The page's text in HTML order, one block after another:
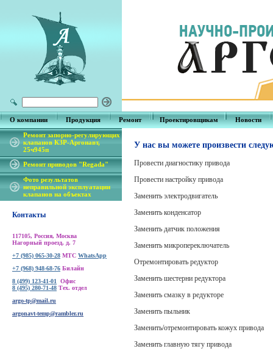
О компании Продукция Ремонт Проектировщикам Новости
Ремонт запорно-регулирующих
клапанов КЗР-Аргонавт,
25ч945п
Ремонт приводов "Regada"
Фото результатов
неправильной эксплуатации
клапанов на объектах
Контакты
117105, Россия, Москва
Нагорный проезд, д. 7
+7 (985) 065-30-28 МТС WhatsApp
+7 (968) 948-68-76 Билайн
8 (499) 123-41-01 Офис
8 (495) 280-71-48 Тех. отдел
argo-tp@mail.ru
argonavt-temp@rambler.ru
У нас вы можете произвести
Провести диагностику привода
Провести настройку привода
Заменить электродвигатель
Заменить конденсатор
Заменить датчик положения
Заменить микропереключатель
Отремонтировать редуктор
Заменить шестерни редуктора
Заменить смазку в редукторе
Заменить пыльник
Заменить/отремонтировать кожух привода
Заменить главную тягу привода